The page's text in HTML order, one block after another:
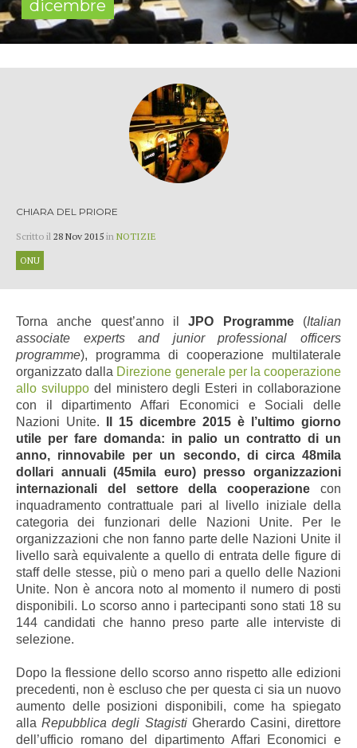
dicembre
CHIARA DEL PRIORE
Scritto il 28 Nov 2015 in NOTIZIE
ONU
Torna anche quest’anno ilJPO Programme(Italian
associate experts and junior professional officers
programme), programma di cooperazione multilaterale
organizzato dalla Direzione generale per la cooperazione
allo sviluppodel ministero degli Esteri in collaborazione
con il dipartimento Affari Economici e Sociali delle
Nazioni Unite. Il 15 dicembre 2015 è l’ultimo giorno
utile per fare domanda: in palio un contratto di un
anno, rinnovabile per un secondo, di circa 48mila
dollari annuali (45mila euro) presso organizzazioni
internazionali del settore della cooperazione con
inquadramento contrattuale pari al livello iniziale della
categoria dei funzionari delle Nazioni Unite. Per le
organizzazioni che non fanno parte delle Nazioni Unite il
livello sarà equivalente a quello di entrata delle figure di
staff delle stesse, più o meno pari a quello delle Nazioni
Unite. Non è ancora noto al momento il numero di posti
disponibili. Lo scorso anno i partecipanti sono stati 18 su
144 candidati che hanno preso parte alle interviste di
selezione.
Dopo la flessione dello scorso anno rispetto alle edizioni
precedenti, non è escluso che per questa ci sia un nuovo
aumento delle posizioni disponibili, come ha spiegato
allaRepubblica degli Stagisti Gherardo Casini, direttore
dell’ufficio romano del dipartimento Affari Economici e